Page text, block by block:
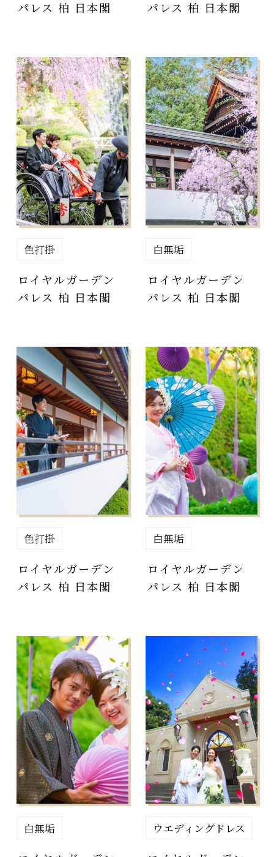
パレス 柏 日本閣
パレス 柏 日本閣
色打掛
ロイヤルガーデン
パレス 柏 日本閣
白無垢
ロイヤルガーデン
パレス 柏 日本閣
色打掛
ロイヤルガーデン
パレス 柏 日本閣
白無垢
ロイヤルガーデン
パレス 柏 日本閣
白無垢 ウエディングドレス